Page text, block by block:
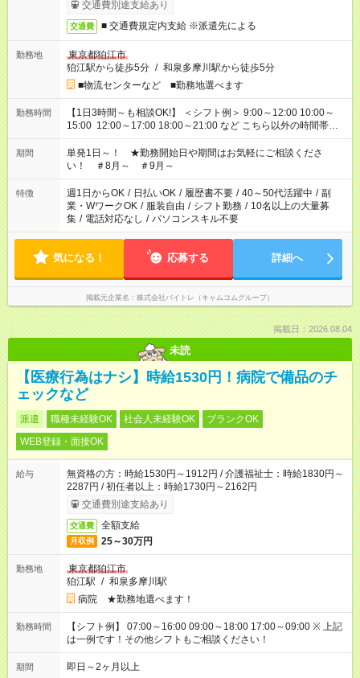
交通費別途支給あり
交通費 ■ 交通費規定内支給 ※派遣先による
勤務地
東京都狛江市
狛江駅から徒歩5分 / 和泉多摩川駅から徒歩5分
■物流センターなど ■勤務地選べます
勤務時間
【1日3時間～も相談OK!】 ＜シフト例＞ 9:00～12:00 10:00～
15:00 12:00～17:00 18:00～21:00 など こちら以外の時間帯も
お気軽にご相談ください！
期間
単発1日～！ ★勤務開始日や期間はお気軽にご相談くださ
い！ ＃8月～ ＃9月～
特徴 週1日からOK / 日払いOK / 履歴書不要 / 40～50代活躍中 / 副
業・WワークOK / 服装自由 / シフト勤務 / 10名以上の大量募
集 / 電話対応なし / パソコンスキル不要
気になる！ 応募する 詳細へ
掲載元企業名 株式会社バイトレ（キャムコムグループ）
掲載日：2026.08.04
未読
【医療行為はナシ】時給1530円！病院で備品のチ
ェックなど
派遣 職種未経験OK 社会人未経験OK
ブランクOK
WEB登録・面接OK
給与
無資格の方：時給1530円～1912円 / 介護福祉士：時給1830円～
2287円 / 初任者以上：時給1730円～2162円
交通費別途支給あり
交通費 全額支給
月収例 25～30万円
勤務地
東京都狛江市
狛江駅 / 和泉多摩川駅
病院 ★勤務地選べます！
勤務時間
【シフト例】 07:00～16:00 09:00～18:00 17:00～09:00 ※ 上記
は一例です！その他シフトもご相談ください！
期間 即日～2ヶ月以上